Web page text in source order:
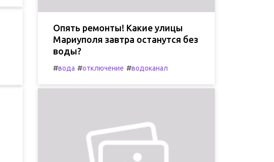
Опять ремонты! Какие улицы
Мариуполя завтра останутся без
воды?
#вода #отключение #водоканал